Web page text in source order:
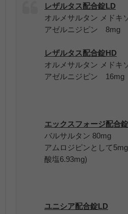
レザルタス配合錠LD
オルメサルタン メド
アゼルニジピン 8mg
レザルタス配合錠HD
オルメサルタン メド
アゼルニジピン 16mg
エックスフォージ配合錠
バルサルタン 80mg
アムロジピンとして
酸塩6.93mg)
ユニシア配合錠LD